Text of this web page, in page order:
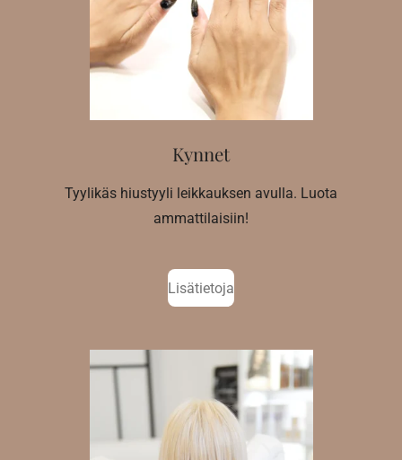
Kynnet
Tyylikäs hiustyyli leikkauksen avulla. Luota
ammattilaisiin!
Lisätietoja